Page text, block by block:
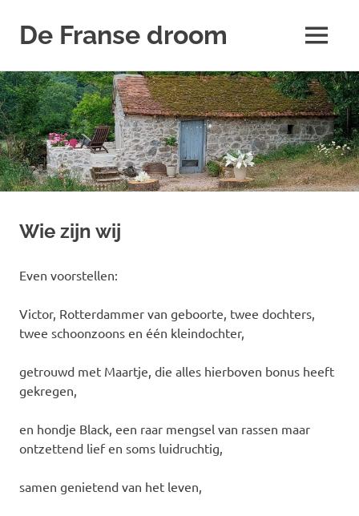
Naar
de
inhoud
springen
De Franse droom
huisje
MENU
Wie zijn wij
Even voorstellen:
Victor, Rotterdammer van geboorte, twee dochters,
twee schoonzoons en één kleindochter,
getrouwd met Maartje, die alles hierboven bonus heeft
gekregen,
en hondje Black, een raar mengsel van rassen maar
ontzettend lief en soms luidruchtig,
samen genietend van het leven,